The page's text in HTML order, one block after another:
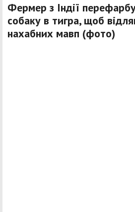
Фермер з Індії
собаку в тигра, щоб
нахабних мавп (фото)